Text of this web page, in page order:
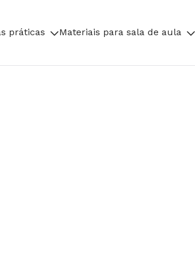
práticas Materiais para sala de aula